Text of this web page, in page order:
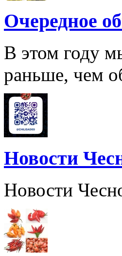
Очередное
В этом году
раньше, чем
Новости
Новости